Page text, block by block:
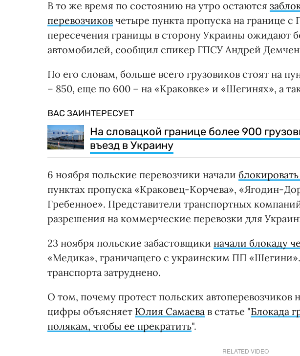
В то же время по состоянию на утро остаются
перевозчиков четыре пункта пропуска на границе
пересечения границы в сторону Украины ожидают
автомобилей, сообщил спикер ГПСУ Андрей
По его словам, больше всего грузовиков стоят на
– 850, еще по 600 – на «Краковке» и «Шегинях», а
ВАС ЗАИНТЕРЕСУЕТ
На словацкой границе более 900
въезд в Украину
6 ноября польские перевозчики начали
пунктах пропуска «Краковец-Корчева», «Ягодин-
Гребенное». Представители транспортных
разрешения на коммерческие перевозки для
23 ноября польские забастовщики начали блокаду
«Медика», граничащего с украинским ПП
транспорта затруднено.
О том, почему протест польских автоперевозчиков
цифры объясняет Юлия Самаева в статье "Блокада
полякам, чтобы ее прекратить".
RELATED VIDEO